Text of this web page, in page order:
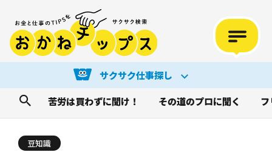
サクサク仕事探し
苦労は買わずに聞け！
その道のプロに聞く
豆知識